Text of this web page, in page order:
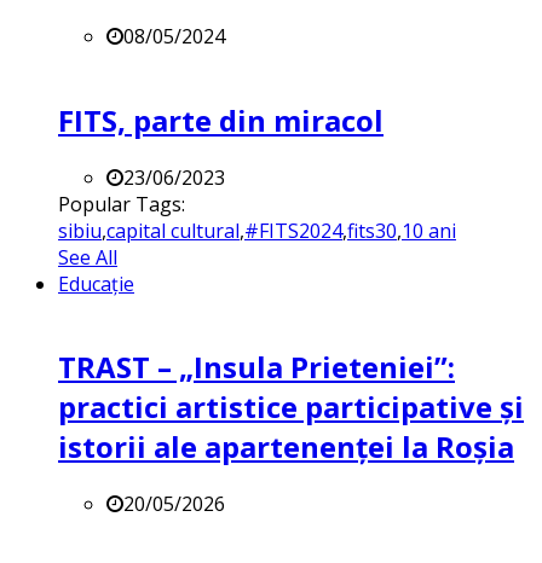
08/05/2024
FITS, parte din miracol
23/06/2023
Popular Tags:
sibiu,capital cultural,#FITS2024,fits30,10 ani
See All
Educație
TRAST – „Insula Prieteniei”:
practici artistice participative și
istorii ale apartenenței la Roșia
20/05/2026